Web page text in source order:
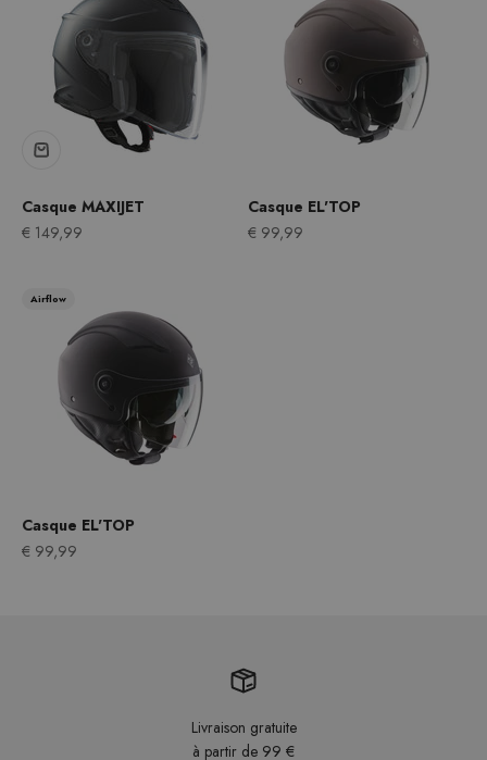
Casque MAXIJET
Prix après remise
€ 149,99
Casque EL'TOP
Prix après remise
€ 99,99
Airflow
Casque EL'TOP
Prix après remise
€ 99,99
Livraison gratuite
à partir de 99 €